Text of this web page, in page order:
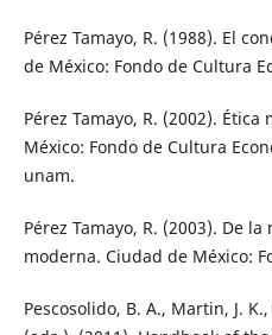
Pérez Tamayo, R. (1988). El
de México: Fondo de Cultura
Pérez Tamayo, R. (2002).
México: Fondo de Cultura
unam.
Pérez Tamayo, R. (2003). De
moderna. Ciudad de México:
Pescosolido, B. A., Martin, J.